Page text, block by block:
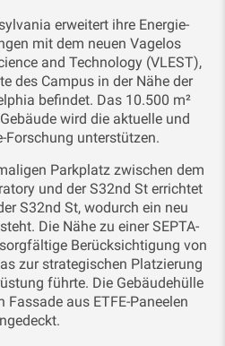
erweitert ihre Energie-
mit dem neuen Vagelos
and Technology (VLEST),
des Campus in der Nähe der
befindet. Das 10.500 m²
wird die aktuelle und
Forschung unterstützen.
Parkplatz zwischen dem
und der S32nd St errichtet
S32nd St, wodurch ein neu
Die Nähe zu einer SEPTA-
Berücksichtigung von
zur strategischen Platzierung
führte. Die Gebäudehülle
aus ETFE-Paneelen